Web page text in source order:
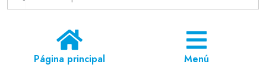
Página principal Menú